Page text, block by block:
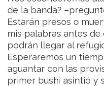
de la banda?
Estarán presos o
mis palabras antes
podrán llegar al
Esperaremos un
aguantar con las
primer bushi asintió y